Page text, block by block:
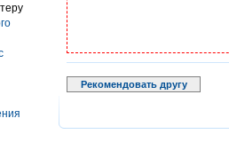
Рекомендовать другу